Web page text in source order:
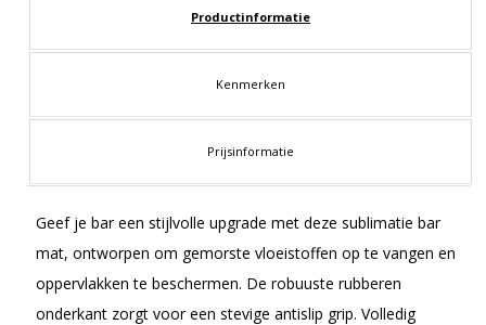
Productinformatie
Kenmerken
Prijsinformatie
Geef je bar een stijlvolle upgrade met deze sublimatie bar
mat, ontworpen om gemorste vloeistoffen op te vangen en
oppervlakken te beschermen. De robuuste rubberen
onderkant zorgt voor een stevige antislip grip. Volledig